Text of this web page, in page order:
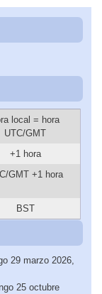
local = hora
UTC/GMT
+1 hora
GMT +1 hora
BST
29 marzo 2026,
25 octubre